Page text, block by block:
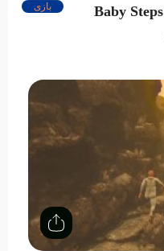
عجیب‌ترین بازی سال یعنی Baby Steps
بازی